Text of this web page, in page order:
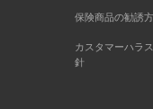
保険商品の勧誘
カスタマーハラ
針